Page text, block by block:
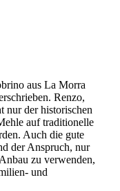
aus La Morra
Renzo,
nur der historischen
auf traditionelle
Auch die gute
der Anspruch, nur
zu verwenden,
und